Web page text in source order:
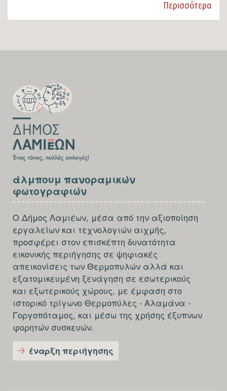
Περισσότερα
FOOTER-
FIRST
SECTION
FOOTER-
THIRD
άλμπουμ πανοραμικών
φωτογραφιών
Ο Δήμος Λαμιέων, μέσα από την αξιοποίηση
εργαλείων και τεχνολογιών αιχμής,
προσφέρει στον επισκέπτη δυνατότητα
εικονικής περιήγησης σε ψηφιακές
απεικονίσεις των Θερμοπυλών αλλά και
εξατομικευμένη ξενάγηση σε εσωτερικούς
και εξωτερικούς χώρους, με έμφαση στο
ιστορικό τρίγωνο Θερμοπύλες - Αλαμάνα -
Γοργοπόταμος, και μέσω της χρήσης έξυπνων
φορητών συσκευών.
έναρξη περιήγησης